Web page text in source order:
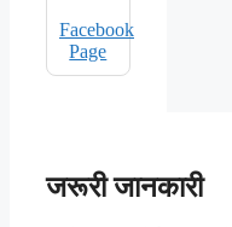
Facebook
Page
जरूरी जानकारी